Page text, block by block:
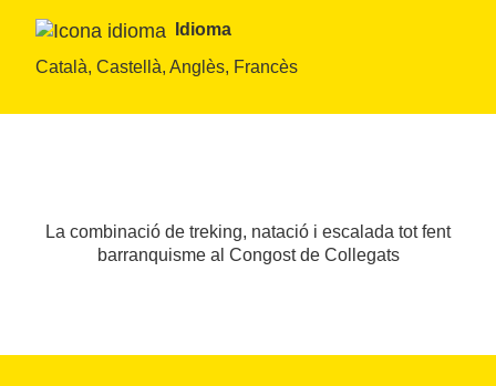
Idioma
Català, Castellà, Anglès, Francès
La combinació de treking, natació i escalada tot fent
barranquisme al Congost de Collegats